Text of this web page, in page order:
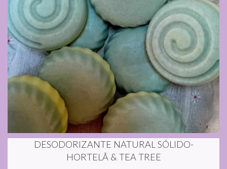
DESODORIZANTE NATURAL SÓLIDO-
HORTELÃ & TEA TREE